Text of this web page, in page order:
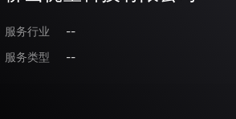
服务行业
--
服务类型
--